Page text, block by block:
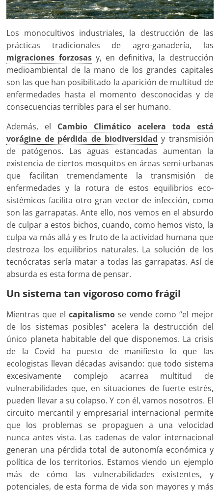
Los monocultivos industriales, la destrucción de las
prácticas tradicionales de agro-ganadería, las
migraciones forzosasy, en definitiva, la destrucción
medioambiental de la mano de los grandes capitales
son las que han posibilitado la aparición de multitud de
enfermedades hasta el momento desconocidas y de
consecuencias terribles para el ser humano.
Además, el Cambio Climático acelera toda está
vorágine de pérdida de biodiversidad y transmisión
de patógenos. Las aguas estancadas aumentan la
existencia de ciertos mosquitos en áreas semi-urbanas
que facilitan tremendamente la transmisión de
enfermedades y la rotura de estos equilibrios eco-
sistémicos facilita otro gran vector de infección, como
son las garrapatas. Ante ello, nos vemos en el absurdo
de culpar a estos bichos, cuando, como hemos visto, la
culpa va más allá y es fruto de la actividad humana que
destroza los equilibrios naturales. La solución de los
tecnócratas sería matar a todas las garrapatas. Así de
absurda es esta forma de pensar.
Un sistema tan vigoroso como frágil
Mientras que elcapitalismo se vende como “el mejor
de los sistemas posibles” acelera la destrucción del
único planeta habitable del que disponemos. La crisis
de la Covid ha puesto de manifiesto lo que las
ecologistas llevan décadas avisando: que todo sistema
excesivamente complejo acarrea multitud de
vulnerabilidades que, en situaciones de fuerte estrés,
pueden llevar a su colapso. Y con él, vamos nosotros. El
circuito mercantil y empresarial internacional permite
que los problemas se propaguen a una velocidad
nunca antes vista. Las cadenas de valor internacional
generan una pérdida total de autonomía económica y
política de los territorios. Estamos viendo un ejemplo
más de cómo las vulnerabilidades existentes, y
potenciales, de esta forma de vida son mayores y más